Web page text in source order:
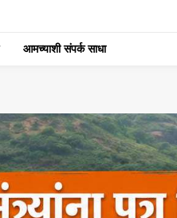
आमच्याशी संपर्क साधा